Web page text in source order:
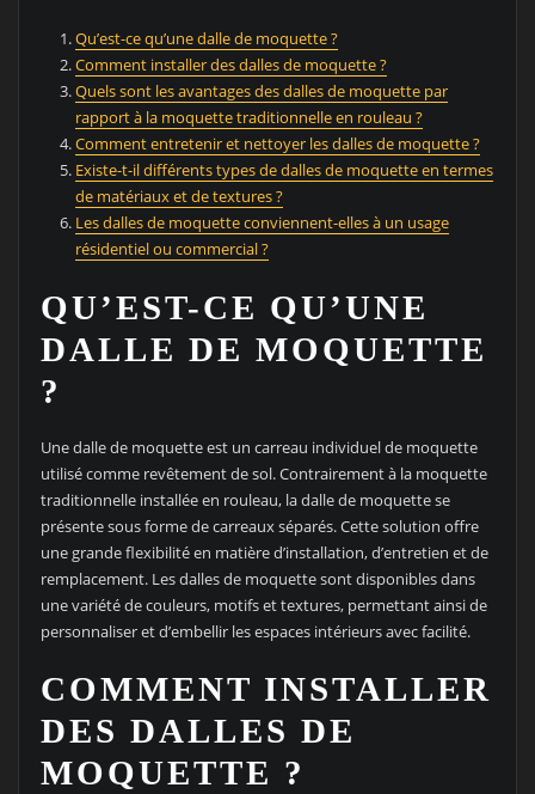
Qu’est-ce qu’une dalle de moquette ?
Comment installer des dalles de moquette ?
Quels sont les avantages des dalles de moquette par
rapport à la moquette traditionnelle en rouleau ?
Comment entretenir et nettoyer les dalles de moquette ?
Existe-t-il différents types de dalles de moquette en termes
de matériaux et de textures ?
Les dalles de moquette conviennent-elles à un usage
résidentiel ou commercial ?
QU’EST-CE QU’UNE
DALLE DE MOQUETTE
?
Une dalle de moquette est un carreau individuel de moquette
utilisé comme revêtement de sol. Contrairement à la moquette
traditionnelle installée en rouleau, la dalle de moquette se
présente sous forme de carreaux séparés. Cette solution offre
une grande flexibilité en matière d’installation, d’entretien et de
remplacement. Les dalles de moquette sont disponibles dans
une variété de couleurs, motifs et textures, permettant ainsi de
personnaliser et d’embellir les espaces intérieurs avec facilité.
COMMENT INSTALLER
DES DALLES DE
MOQUETTE ?